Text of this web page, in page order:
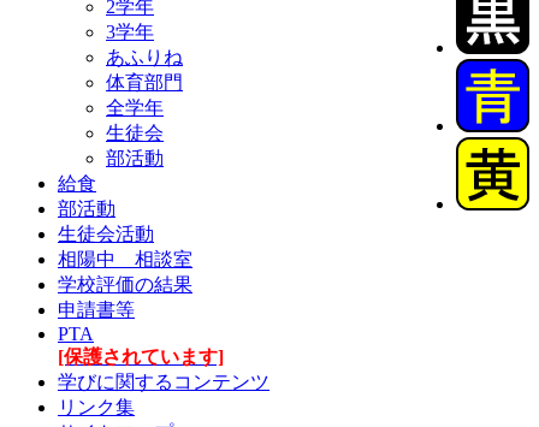
2学年
3学年
あふりね
体育部門
全学年
生徒会
部活動
給食
部活動
生徒会活動
相陽中 相談室
学校評価の結果
申請書等
PTA
[保護されています]
学びに関するコンテンツ
リンク集